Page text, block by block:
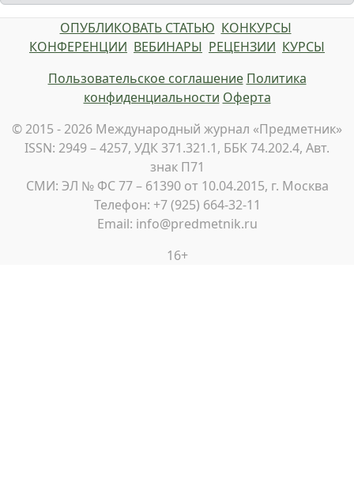
ОПУБЛИКОВАТЬ СТАТЬЮ КОНКУРСЫ
КОНФЕРЕНЦИИ ВЕБИНАРЫ РЕЦЕНЗИИ КУРСЫ
Пользовательское соглашение Политика
конфиденциальности Оферта
© 2015 - 2026 Международный журнал «Предметник»
ISSN: 2949 – 4257, УДК 371.321.1, ББК 74.202.4, Авт.
знак П71
СМИ: ЭЛ № ФС 77 – 61390 от 10.04.2015, г. Москва
Телефон: +7 (925) 664-32-11
Email: info@predmetnik.ru
16+